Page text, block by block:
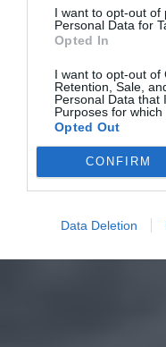
I want to opt-out of
Personal Data for
Opted In
I want to opt-out of
Retention, Sale,
Personal Data that
Purposes for which
Opted Out
CONFIRM
Data Deletion